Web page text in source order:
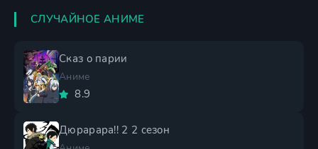
СЛУЧАЙНОЕ АНИМЕ
Сказ о парии
Аниме
8.9
Дюрарара!! 2 2 сезон